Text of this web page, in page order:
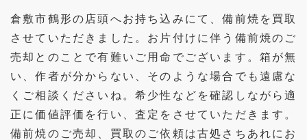
倉敷市鶴形の店頭へお持ち込みにて、備前焼を買取
させていただきました。お片付けに伴う備前焼のご
売却とのことで有難いご用命でございます。箱が無
い、作者が分からない、そのような場合でも遠慮な
くご相談くださいね。希少性などを確認しながら適
正に価値評価を行い、査定をさせていただきます。
備前焼のご売却、買取のご依頼は古処さちあれにお